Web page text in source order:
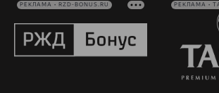
РЕКЛАМА • RZD-BONUS.RU РЕКЛАМА •